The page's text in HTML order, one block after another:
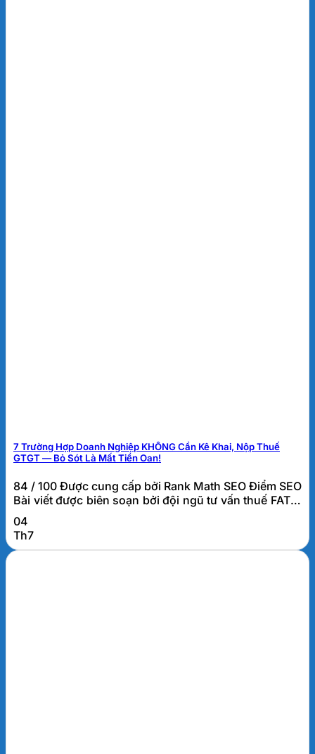
7 Trường Hợp Doanh Nghiệp KHÔNG Cần Kê Khai, Nộp Thuế
GTGT — Bỏ Sót Là Mất Tiền Oan!
84 / 100 Được cung cấp bởi Rank Math SEO Điểm SEO
Bài viết được biên soạn bởi đội ngũ tư vấn thuế FATO.
Các trường hợp không phải kê khai, tính nộp thuế
GTGT là gì? Các trường hợp không phải kê khai, tính
nộp thuế GTGT là những giao dịch tuy phát sinh trong
04
Th7